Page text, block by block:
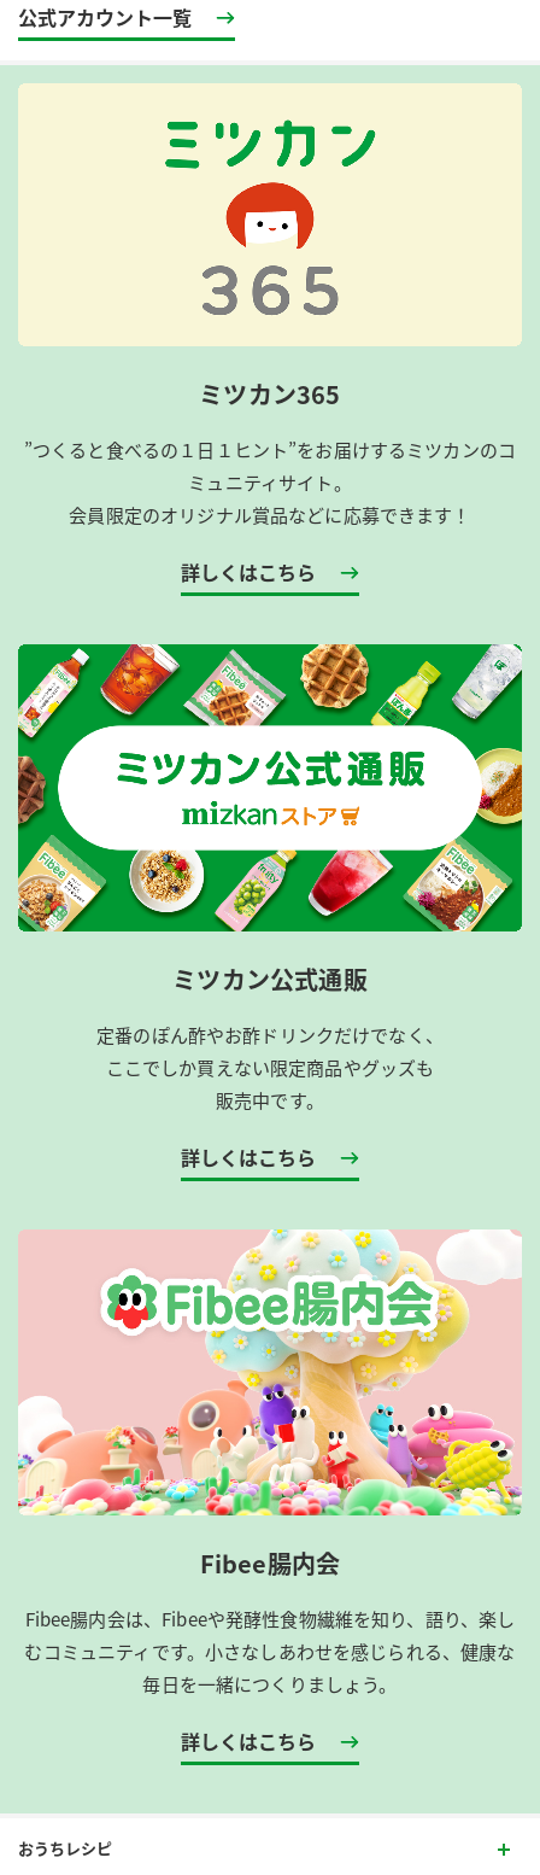
公式アカウント一覧
ミツカン365
”つくると食べるの１日１ヒント”をお届けするミツカンのコ
ミュニティサイト。
会員限定のオリジナル賞品などに応募できます！
詳しくはこちら
ミツカン公式通販
定番のぽん酢やお酢ドリンクだけでなく、
ここでしか買えない限定商品やグッズも
販売中です。
詳しくはこちら
Fibee腸内会
Fibee腸内会は、​Fibeeや発酵性食物繊維を知り、語り、楽し
むコミュニティです。​小さなしあわせを感じられる、健康な
毎日を一緒につくりましょう。
詳しくはこちら
おうちレシピ